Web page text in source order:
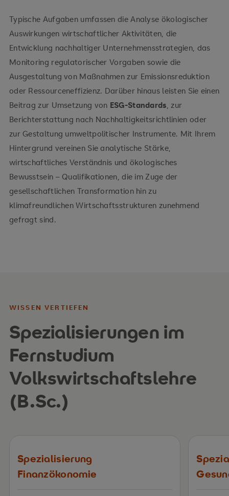
Klimaschutzmanagement
Typische Aufgaben umfassen die Analyse ökologischer
Auswirkungen wirtschaftlicher Aktivitäten, die
Entwicklung nachhaltiger Unternehmensstrategien, das
Monitoring regulatorischer Vorgaben sowie die
Ausgestaltung von Maßnahmen zur Emissionsreduktion
oder Ressourceneffizienz. Darüber hinaus leisten Sie einen
Beitrag zur Umsetzung von ESG-Standards, zur
Berichterstattung nach Nachhaltigkeitsrichtlinien oder
zur Gestaltung umweltpolitischer Instrumente. Mit Ihrem
Hintergrund vereinen Sie analytische Stärke,
wirtschaftliches Verständnis und ökologisches
Bewusstsein – Qualifikationen, die im Zuge der
gesellschaftlichen Transformation hin zu
klimafreundlichen Wirtschaftsstrukturen zunehmend
gefragt sind.
WISSEN VERTIEFEN
Spezialisierungen im
Fernstudium
Volkswirtschaftslehre
(B.Sc.)
Spezialisierung
Finanzökonomie